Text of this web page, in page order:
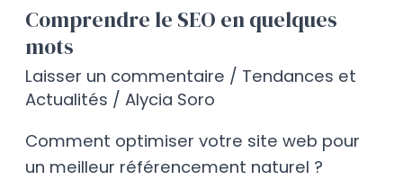
Comprendre le SEO en quelques
mots
Laisser un commentaire / Tendances et
Actualités /Alycia Soro
Comment optimiser votre site web pour
un meilleur référencement naturel ?